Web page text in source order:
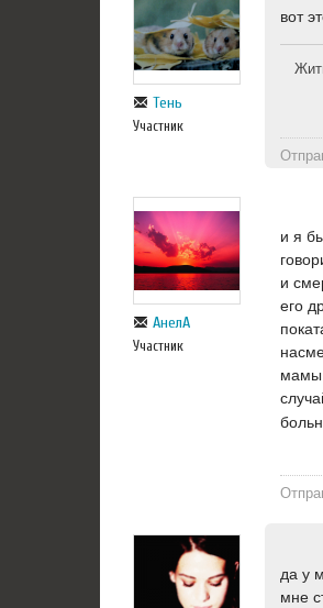
Тень
Участник
вот
АнелА
Участник
и я
и
его
да у
мне